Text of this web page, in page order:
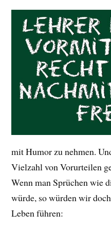
mit Humor zu nehmen.
Vielzahl von Vorurteilen
Wenn man Sprüchen wie
würde, so würden wir
Leben führen: